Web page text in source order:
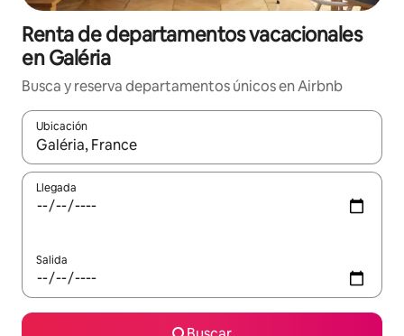
Renta de departamentos vacacionales
en Galéria
Busca y reserva departamentos únicos en Airbnb
Ubicación
Cuando los resultados estén disponibles, podrás navegar
Llegada
Salida